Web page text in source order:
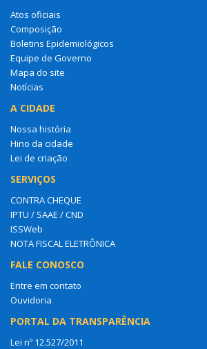
Atos oficiais
Composição
Boletins Epidemiológicos
Equipe de Governo
Mapa do site
Notícias
A CIDADE
Nossa história
Hino da cidade
Lei de criação
SERVIÇOS
CONTRA CHEQUE
IPTU / SAAE / CND
ISSWeb
NOTA FISCAL ELETRÔNICA
FALE CONOSCO
Entre em contato
Ouvidoria
PORTAL DA TRANSPARÊNCIA
Lei nº 12.527/2011